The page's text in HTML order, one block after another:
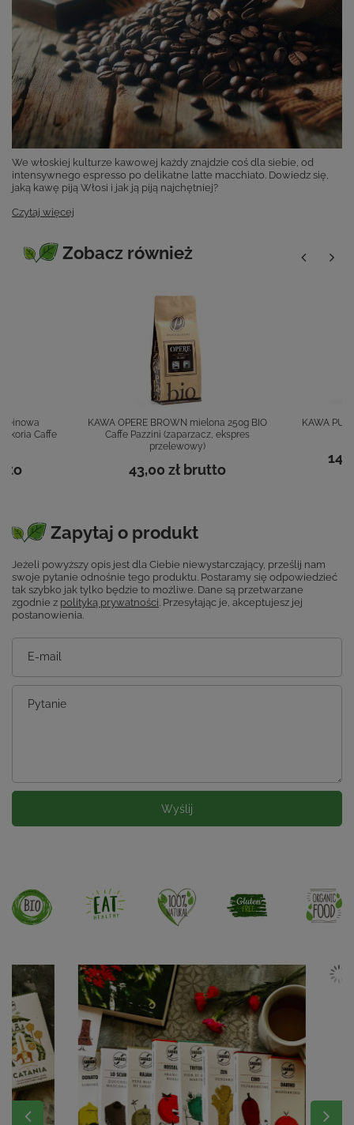
We włoskiej kulturze kawowej każdy znajdzie coś dla siebie, od
intensywnego espresso po delikatne latte macchiato. Dowiedz się,
jaką kawę piją Włosi i jak ją piją najchętniej?
Czytaj więcej
Zobacz również
Caffe
KAWA OPERE BROWN mielona 250g BIO
Caffe Pazzini (zaparzacz, ekspres
przelewowy)
43,00 złbrutto
KAWA
Zapytaj o produkt
Jeżeli powyższy opis jest dla Ciebie niewystarczający, prześlij nam
swoje pytanie odnośnie tego produktu. Postaramy się odpowiedzieć
tak szybko jak tylko będzie to możliwe. Dane są przetwarzane
zgodnie z polityką prywatności. Przesyłając je, akceptujesz jej
postanowienia.
E-mail
Pytanie
Wyślij